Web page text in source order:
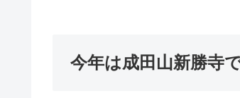
今年は成田山新勝寺